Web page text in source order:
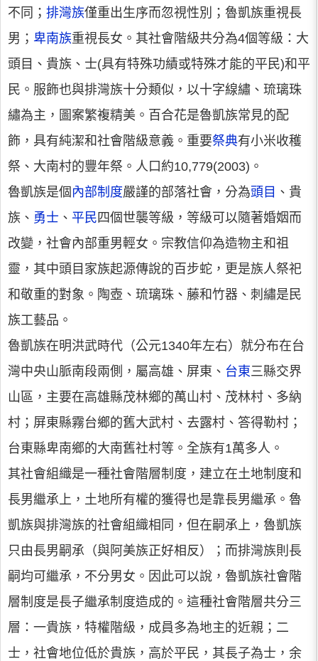
不同； 排灣族僅重出生序而忽視性別；魯凱族重視長
男； 卑南族重視長女。其社會階級共分為4個等級：大
頭目、貴族、士(具有特殊功績或特殊才能的平民)和平
民。服飾也與排灣族十分類似，以十字線繡、琉璃珠
繡為主，圖案繁複精美。百合花是魯凱族常見的配
飾，具有純潔和社會階級意義。重要祭典有小米收穫
祭、大南村的豐年祭。人口約10,779(2003)。
魯凱族是個 內部制度嚴謹的部落社會，分為頭目 、貴
族、 勇士 、 平民 四個世襲等級，等級可以隨著婚姻而
改變，社會內部重男輕女。宗教信仰為造物主和祖
靈，其中頭目家族起源傳說的百步蛇，更是族人祭祀
和敬重的對象。陶壺、琉璃珠、藤和竹器、刺繡是民
族工藝品。
魯凱族在明洪武時代（公元1340年左右）就分布在台
灣中央山脈南段兩側，屬高雄、屏東、 台東三縣交界
山區，主要在高雄縣茂林鄉的萬山村、茂林村、多納
村；屏東縣霧台鄉的舊大武村、去露村、答得勒村；
台東縣卑南鄉的大南舊社村等。全族有1萬多人。
其社會組織是一種社會階層制度，建立在土地制度和
長男繼承上，土地所有權的獲得也是靠長男繼承。魯
凱族與排灣族的社會組織相同，但在嗣承上，魯凱族
只由長男嗣承（與阿美族正好相反）；而排灣族則長
嗣均可繼承，不分男女。因此可以說，魯凱族社會階
層制度是長子繼承制度造成的。這種社會階層共分三
層：一貴族，特權階級，成員多為地主的近親；二
士，社會地位低於貴族，高於平民，其長子為士，余